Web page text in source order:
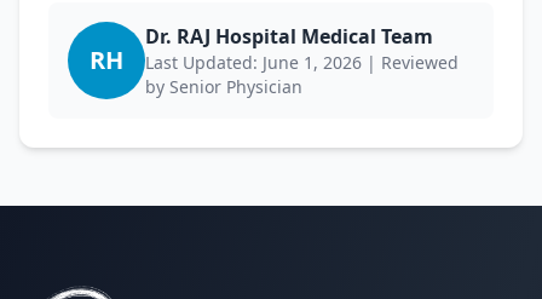
RH
Dr. RAJ Hospital Medical Team
Last Updated: June 1, 2026 | Reviewed
by Senior Physician